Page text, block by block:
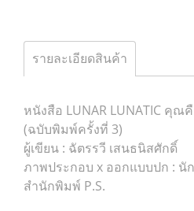
รายละเอียดสินค้า
หนังสือ LUNAR LUNATIC คุ
(ฉบับพิมพ์ครั้งที่ 3)
ผู้เขียน : ฉัตรรวี เสนธนิสศักดิ์
ภาพประกอบ x ออกแบบปก : นั
สำนักพิมพ์ P.S.